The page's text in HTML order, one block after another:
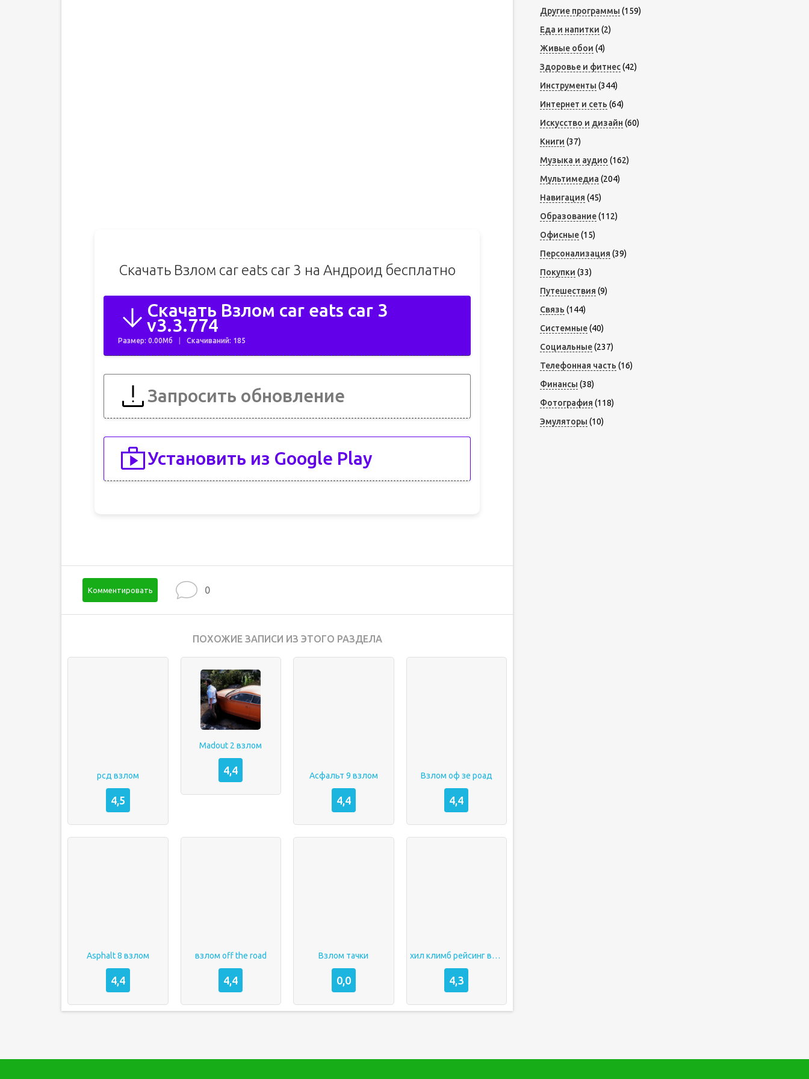
Скачать Взлом car eats car 3 на Андроид бесплатно
Скачать Взлом car eats car 3
v3.3.774
Размер: 0.00Мб Скачиваний: 185
Запросить обновление
Установить из Google Play
Комментировать 0
ПОХОЖИЕ ЗАПИСИ ИЗ ЭТОГО РАЗДЕЛА
рсд взлом
4,5
Madout 2 взлом
4,4 Асфальт 9 взлом
4,4
Взлом оф зе роад
4,4
Asphalt 8 взлом
4,4
взлом off the road
4,4
Взлом тачки
0,0
хил климб рейсинг взлом
4,3
Другие программы (159)
Еда и напитки (2)
Живые обои (4)
Здоровье и фитнес(42)
Инструменты (344)
Интернет и сеть (64)
Искусство и дизайн (60)
Книги (37)
Музыка и аудио (162)
Мультимедиа (204)
Навигация (45)
Образование(112)
Офисные(15)
Персонализация (39)
Покупки (33)
Путешествия (9)
Связь (144)
Системные(40)
Социальные(237)
Телефонная часть (16)
Финансы (38)
Фотография (118)
Эмуляторы (10)